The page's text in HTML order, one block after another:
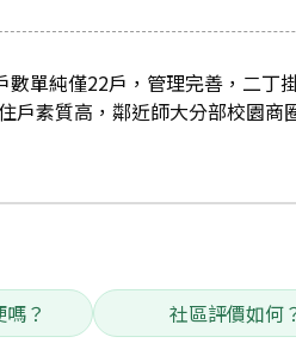
單純僅22戶，管理完善，二丁
戶素質高，鄰近師大分部校園商
？ 社區評價如何